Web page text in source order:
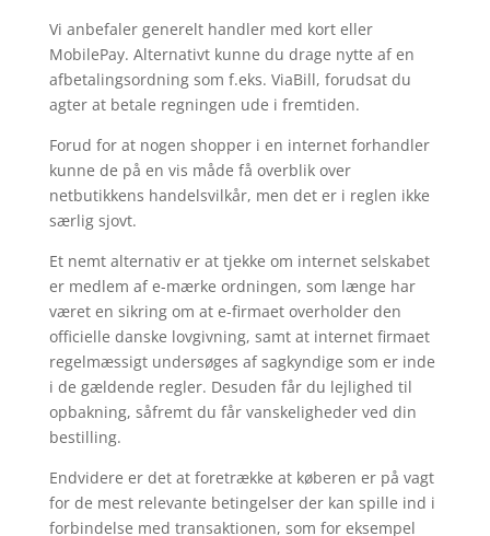
Vi anbefaler generelt handler med kort eller
MobilePay. Alternativt kunne du drage nytte af en
afbetalingsordning som f.eks. ViaBill, forudsat du
agter at betale regningen ude i fremtiden.
Forud for at nogen shopper i en internet forhandler
kunne de på en vis måde få overblik over
netbutikkens handelsvilkår, men det er i reglen ikke
særlig sjovt.
Et nemt alternativ er at tjekke om internet selskabet
er medlem af e-mærke ordningen, som længe har
været en sikring om at e-firmaet overholder den
officielle danske lovgivning, samt at internet firmaet
regelmæssigt undersøges af sagkyndige som er inde
i de gældende regler. Desuden får du lejlighed til
opbakning, såfremt du får vanskeligheder ved din
bestilling.
Endvidere er det at foretrække at køberen er på vagt
for de mest relevante betingelser der kan spille ind i
forbindelse med transaktionen, som for eksempel